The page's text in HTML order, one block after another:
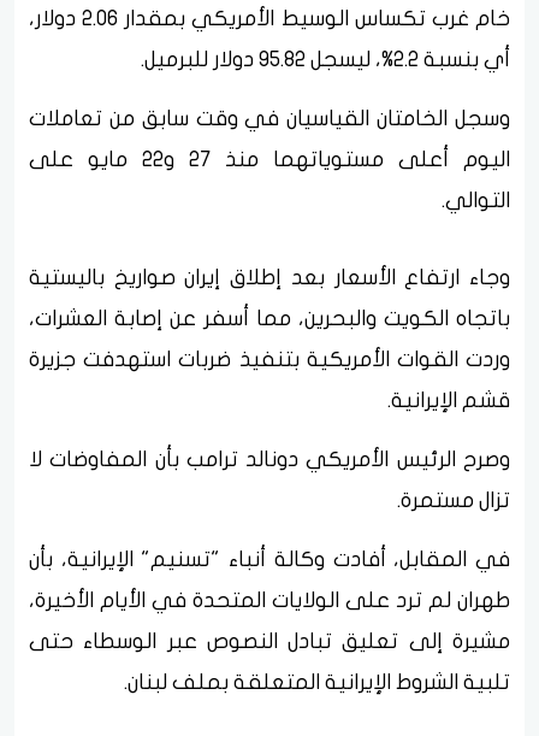
خام غرب تكساس الوسيط الأمريكي بمقدار 2.06 دولار،
أي بنسبة 2.2%، ليسجل 95.82 دولار للبرميل.
وسجل الخامتان القياسيان في وقت سابق من تعاملات
اليوم أعلى مستوياتهما منذ 27 و22 مايو على
التوالي.
وجاء ارتفاع الأسعار بعد إطلاق إيران صواريخ باليستية
باتجاه الكويت والبحرين، مما أسفر عن إصابة العشرات،
وردت القوات الأمريكية بتنفيذ ضربات استهدفت جزيرة
قشم الإيرانية.
وصرح الرئيس الأمريكي دونالد ترامب بأن المفاوضات لا
تزال مستمرة.
في المقابل، أفادت وكالة أنباء "تسنيم" الإيرانية، بأن
طهران لم ترد على الولايات المتحدة في الأيام الأخيرة،
مشيرة إلى تعليق تبادل النصوص عبر الوسطاء حتى
تلبية الشروط الإيرانية المتعلقة بملف لبنان.